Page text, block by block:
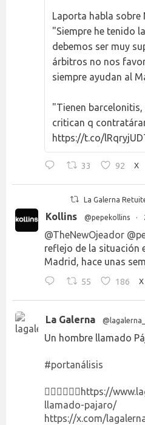
Laporta habla sobre
"Siempre he tenido
debemos ser muy
árbitros no nos
siempre ayudan al
"Tienen barcelonitis,
critican q
https://t.co/
33 92 X
La Galerna
Kollins @pepekollins ·
@TheNewOjeador
reflejo de la situación
Madrid, hace unas
55 186 X
La Galerna @lagalerna_
Un hombre llamado
#portanálisis
👉🏻👉🏻👉🏻 https://
llamado-pajaro/
https://x.com/